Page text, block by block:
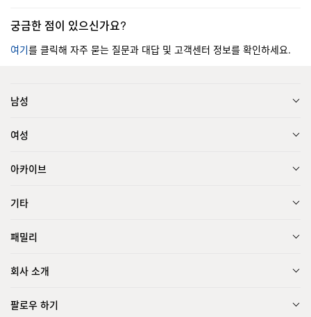
궁금한 점이 있으신가요?
여기를 클릭해 자주 묻는 질문과 대답 및 고객센터 정보를 확인하세요.
남성
여성
아카이브
기타
패밀리
회사 소개
팔로우 하기